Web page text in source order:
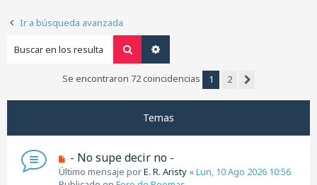
Ir a búsqueda avanzada
Buscar
Se encontraron 72 coincidencias 1
2
Temas
u
e
- No supe decir no -
Último mensaje porE. R. Aristy «Lun, 10 Ago 2026 10:56